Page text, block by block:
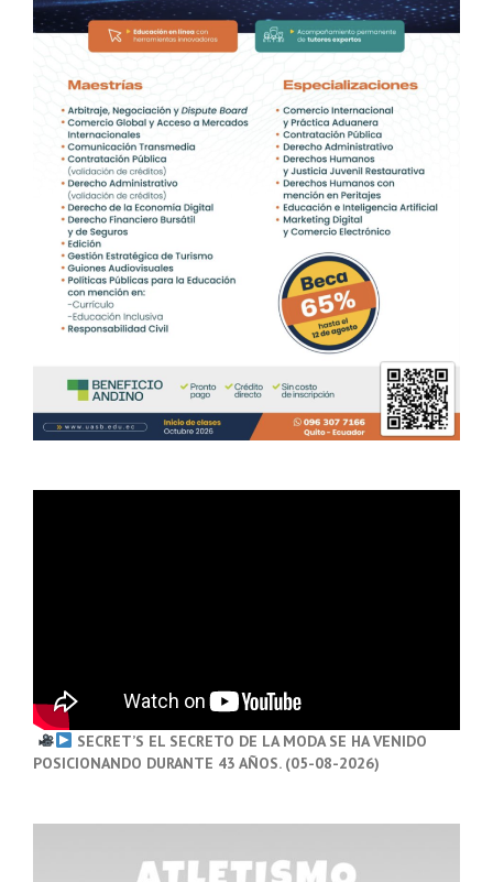
SECRET’S EL SECRETO DE LA MODA SE HA VENIDO
POSICIONANDO DURANTE 43 AÑOS. (05-08-2026)